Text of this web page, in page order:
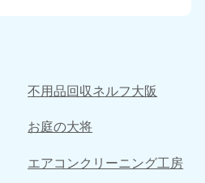
不用品回収ネルフ大阪
お庭の大将
エアコンクリーニング工房